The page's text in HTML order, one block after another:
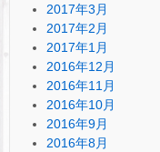
2017年3月
2017年2月
2017年1月
2016年12月
2016年11月
2016年10月
2016年9月
2016年8月